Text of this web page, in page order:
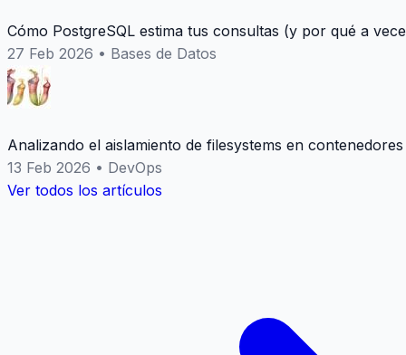
Cómo PostgreSQL estima tus consultas (y por qué a
27 Feb 2026 • Bases de Datos
Analizando el aislamiento de filesystems en
13 Feb 2026 • DevOps
Ver todos los artículos